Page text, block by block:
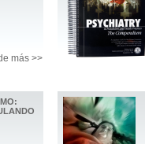
más >>